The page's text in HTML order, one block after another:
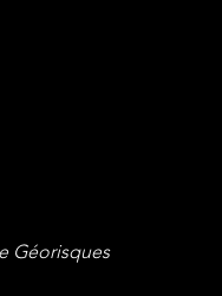
Géorisques